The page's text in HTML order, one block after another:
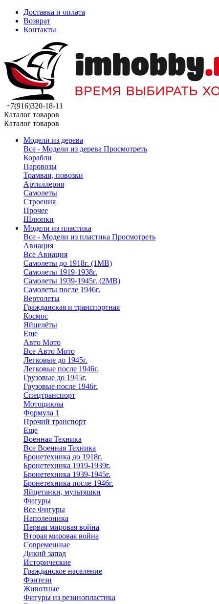
Доставка и оплата
Возврат
Контакты
+7(916)320-18-11
Каталог товаров
Каталог товаров
Модели из дерева
Все - Модели из дерева Просмотреть
Корабли
Паровозы
Трамваи, повозки
Артиллерия
Самолеты
Строения
Прочее
Шлюпки
Модели из пластика
Все - Модели из пластика Просмотреть
Авиация
Все Авиация
Самолеты до 1918г. (1МВ)
Самолеты 1919-1938г.
Самолеты 1939-1945г. (2МВ)
Самолеты после 1946г.
Вертолеты
Гражданская и транспортная
Космос
Яйцелёты
Еще
Авто Мото
Все Авто Мото
Легковые до 1945г.
Легковые после 1946г.
Грузовые до 1945г.
Грузовые после 1946г.
Спецтранспорт
Мотоциклы
Формула 1
Прочий транспорт
Еще
Военная Техника
Все Военная Техника
Бронетехника до 1918г.
Бронетехника 1919-1939г.
Бронетехника 1939-1945г.
Бронетехника после 1946г.
Яйцетанки, мультяшки
Фигуры
Все Фигуры
Наполеоника
Первая мировая война
Вторая мировая война
Современные
Дикий запад
Исторические
Гражданское население
Фэнтези
Животные
Фигуры из резинопластика